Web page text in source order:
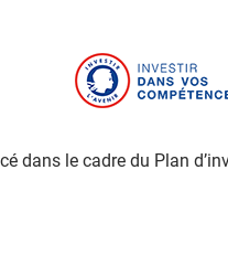
dans le cadre du Plan